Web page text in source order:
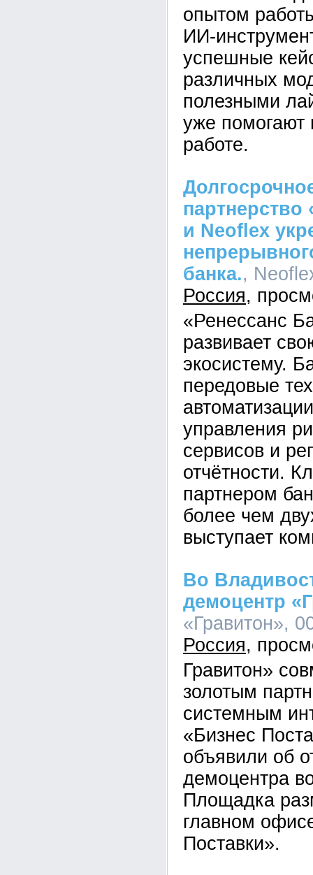
опытом
ИИ-
успешные
различных
полезными
уже помогают
работе.
партнерство
и Neoflex
банка.,
Россия
«Ренессанс
развивает
экосистему.
передовые
управления
сервисов и
отчётности.
партнером
более чем
выступает
Во
демоцентр
«Гравитон»,
Россия
Гравитон»
золотым
системным
«Бизнес
объявили об
демоцентра
Площадка
главном
Поставки».